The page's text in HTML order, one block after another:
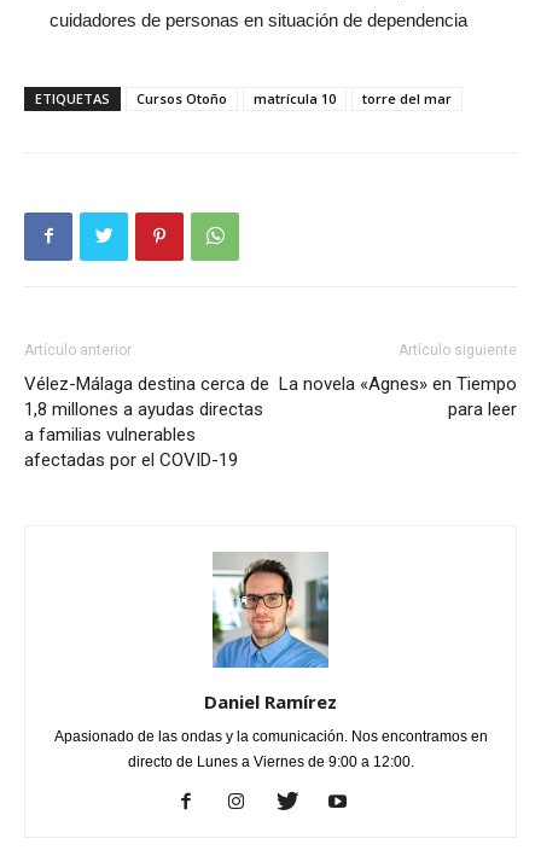
cuidadores de personas en situación de dependencia
ETIQUETAS Cursos Otoño matrícula 10 torre del mar
Artículo anterior
Vélez-Málaga destina cerca de
1,8 millones a ayudas directas
a familias vulnerables
afectadas por el COVID-19
Artículo siguiente
La novela «Agnes» en Tiempo
para leer
Daniel Ramírez
Apasionado de las ondas y la comunicación. Nos encontramos en
directo de Lunes a Viernes de 9:00 a 12:00.